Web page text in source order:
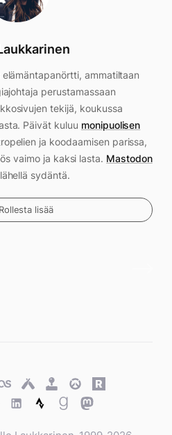
ammatiltaan
perustamassaan
tekijä, koukussa
Päivät kuluu monipuolisen
ja koodaamisen parissa,
vaimo ja kaksi lasta. Mastodon
sydäntä.
lisää
Untappd
Retro
Achievements
Overwatch
Rawg.io
WordPress
StravaGoodreads
Mastodon